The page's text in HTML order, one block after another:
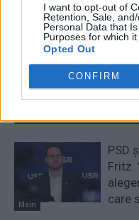
I want to opt-out of
Retention, Sale,
Personal Data that
Purposes for which it
Opted Out
CONFIRM
Main
PSD
Fritz.
care